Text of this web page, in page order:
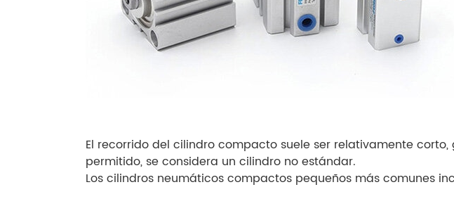
El recorrido del cilindro compacto suele ser relativamente
permitido, se considera un cilindro no estándar.
Los cilindros neumáticos compactos pequeños más comunes